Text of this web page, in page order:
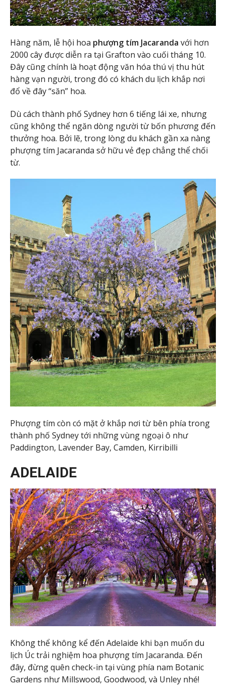
Hàng năm, lễ hội hoa phượng tím Jacaranda với hơn
2000 cây được diễn ra tại Grafton vào cuối tháng 10.
Đây cũng chính là hoạt động văn hóa thú vị thu hút
hàng vạn người, trong đó có khách du lịch khắp nơi
đổ về đây “săn” hoa.
Dù cách thành phố Sydney hơn 6 tiếng lái xe, nhưng
cũng không thể ngăn dòng người từ bốn phương đến
thưởng hoa. Bởi lẽ, trong lòng du khách gần xa nàng
phượng tím Jacaranda sở hữu vẻ đẹp chẳng thể chối
từ.
Phượng tím còn có mặt ở khắp nơi từ bên phía trong
thành phố Sydney tới những vùng ngoại ô như
Paddington, Lavender Bay, Camden, Kirribilli
ADELAIDE
Không thể không kể đến Adelaide khi bạn muốn du
lịch Úc trải nghiệm hoa phượng tím Jacaranda. Đến
đây, đừng quên check-in tại vùng phía nam Botanic
Gardens như Millswood, Goodwood, và Unley nhé!